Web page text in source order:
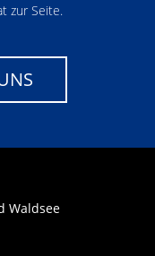
zur Seite.
Waldsee